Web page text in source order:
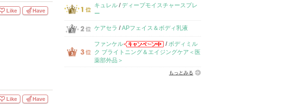
Like Have
Like Have
キュレル /ディープモイスチャースプレ
ー
ケアセラ /APフェイス＆ボディ乳液
ファンケル /ボディミル
ク ブライトニング＆エイジングケア＜医
薬部外品＞
もっとみる